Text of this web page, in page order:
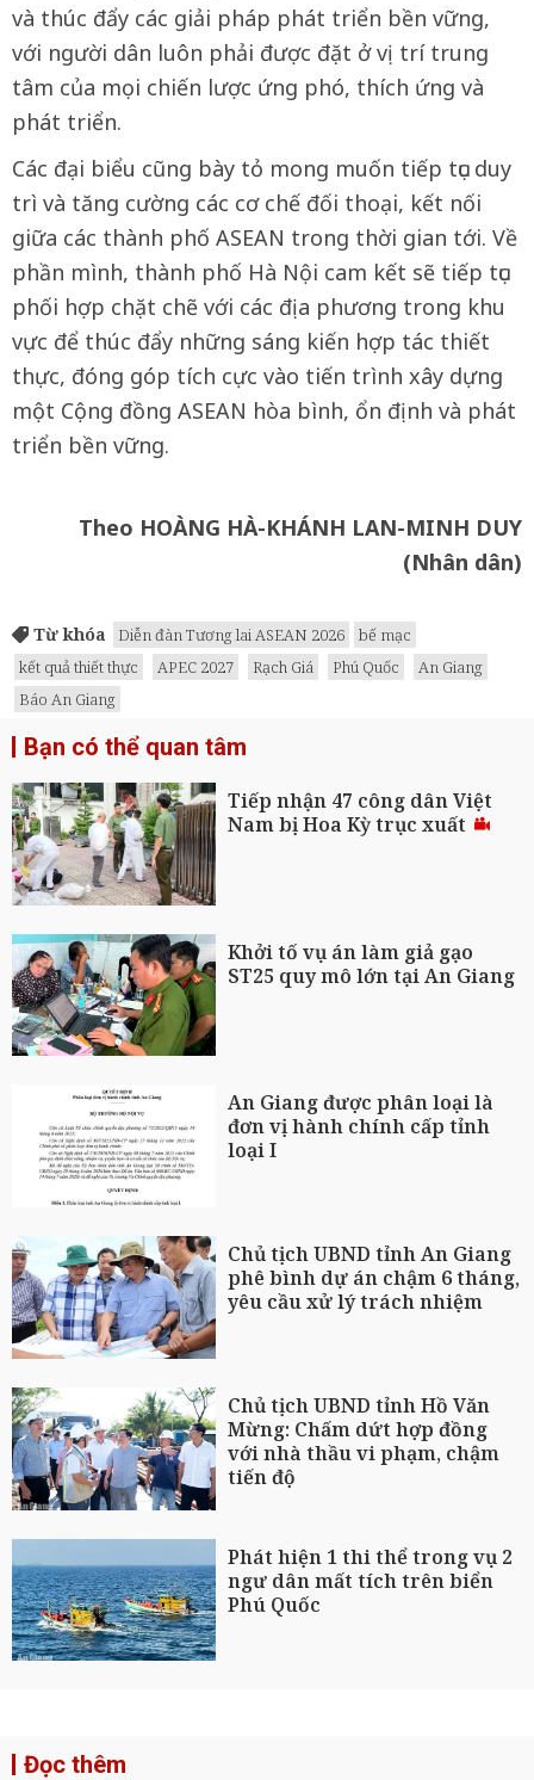
và thúc đẩy các giải pháp phát triển bền vững,
với người dân luôn phải được đặt ở vị trí trung
tâm của mọi chiến lược ứng phó, thích ứng và
phát triển.
Các đại biểu cũng bày tỏ mong muốn tiếp tục duy
trì và tăng cường các cơ chế đối thoại, kết nối
giữa các thành phố ASEAN trong thời gian tới. Về
phần mình, thành phố Hà Nội cam kết sẽ tiếp tục
phối hợp chặt chẽ với các địa phương trong khu
vực để thúc đẩy những sáng kiến hợp tác thiết
thực, đóng góp tích cực vào tiến trình xây dựng
một Cộng đồng ASEAN hòa bình, ổn định và phát
triển bền vững.
Theo HOÀNG HÀ-KHÁNH LAN-MINH DUY
(Nhân dân)
Từ khóa Diễn đàn Tương lai ASEAN 2026
bế mạc
kết quả thiết thực
APEC 2027 Rạch Giá Phú Quốc
An Giang
Báo An Giang
Bạn có thể quan tâm
Tiếp nhận 47 công dân Việt
Nam bị Hoa Kỳ trục xuất
Khởi tố vụ án làm giả gạo
ST25 quy mô lớn tại An Giang
An Giang được phân loại là
đơn vị hành chính cấp tỉnh
loại I
Chủ tịch UBND tỉnh An Giang
phê bình dự án chậm 6 tháng,
yêu cầu xử lý trách nhiệm
Chủ tịch UBND tỉnh Hồ Văn
Mừng: Chấm dứt hợp đồng
với nhà thầu vi phạm, chậm
tiến độ
Phát hiện 1 thi thể trong vụ 2
ngư dân mất tích trên biển
Phú Quốc
Đọc thêm